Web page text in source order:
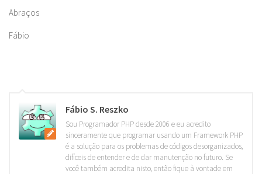
Abraços
Fábio
Fábio S. Reszko
Sou Programador PHP desde 2006 e eu acredito
sinceramente que programar usando um Framework PHP
é a solução para os problemas de códigos desorganizados,
difíceis de entender e de dar manutenção no futuro. Se
você também acredita nisto, então fique à vontade em